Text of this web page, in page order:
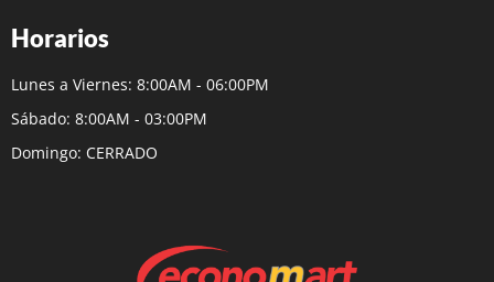
Horarios
Lunes a Viernes: 8:00AM - 06:00PM
Sábado: 8:00AM - 03:00PM
Domingo: CERRADO